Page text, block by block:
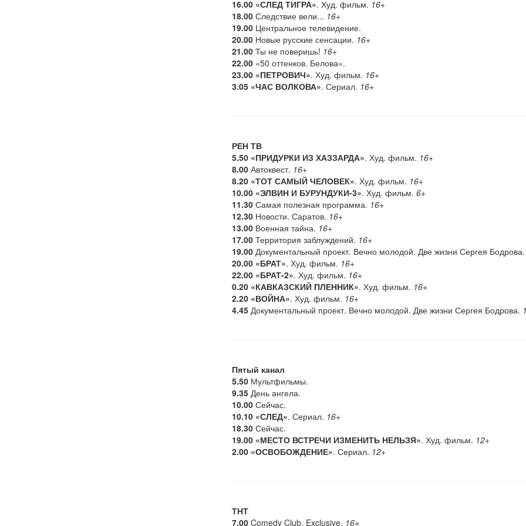
16.00 «СЛЕД ТИГРА». Худ. фильм. 16+
18.00Следствие вели... 16+
19.00Центральное телевидение.
20.00Новые русские сенсации. 16+
21.00Ты не поверишь! 16+
22.00«50 оттенков. Белова».
23.00 «ПЕТРОВИЧ». Худ. фильм. 16+
3.05 «ЧАС ВОЛКОВА». Сериал. 16+
РЕН ТВ
5.50 «ПРИДУРКИ ИЗ ХАЗЗАРДА». Худ. фильм. 16+
8.00Автоквест. 16+
8.20 «ТОТ САМЫЙ ЧЕЛОВЕК». Худ. фильм. 16+
10.00 «ЭЛВИН И БУРУНДУКИ-3». Худ. фильм. 6+
11.30Самая полезная программа. 16+
12.30Новости. Саратов. 16+
13.00Военная тайна. 16+
17.00Территория заблуждений. 16+
19.00Документальный проект. Вечно молодой. Две жизни Сергея Бодрова.
20.00 «БРАТ». Худ. фильм. 16+
22.00 «БРАТ-2». Худ. фильм. 16+
0.20 «КАВКАЗСКИЙ ПЛЕННИК». Худ. фильм. 16+
2.20 «ВОЙНА». Худ. фильм. 16+
4.45Документальный проект. Вечно молодой. Две жизни Сергея Бодрова.
Пятый канал
5.50Мультфильмы.
9.35День ангела.
10.00Сейчас.
10.10 «СЛЕД». Сериал. 16+
18.30Сейчас.
19.00 «МЕСТО ВСТРЕЧИ ИЗМЕНИТЬ НЕЛЬЗЯ». Худ. фильм. 12+
2.00 «ОСВОБОЖДЕНИЕ». Сериал. 12+
ТНТ
7.00Comedy Club. Exclusive. 16+